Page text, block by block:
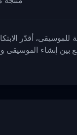
أقدّر
بين إنشاء